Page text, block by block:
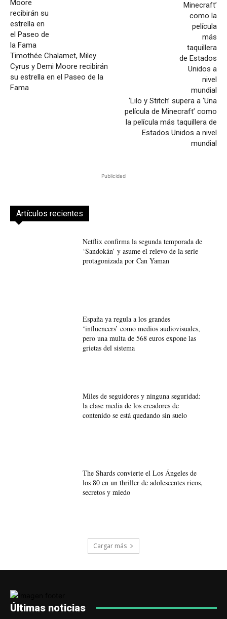
Timothée Chalamet, Miley
Cyrus y Demi Moore recibirán
su estrella en el Paseo de la
Fama
‘Lilo y Stitch’ supera a ‘Una
película de Minecraft’ como
la película más taquillera de
Estados Unidos a nivel
mundial
Publicidad
Artículos recientes
Netflix confirma la segunda temporada de
‘Sandokán’ y asume el relevo de la serie
protagonizada por Can Yaman
España ya regula a los grandes
‘influencers’ como medios audiovisuales,
pero una multa de 568 euros expone las
grietas del sistema
Miles de seguidores y ninguna seguridad:
la clase media de los creadores de
contenido se está quedando sin suelo
The Shards convierte el Los Ángeles de
los 80 en un thriller de adolescentes ricos,
secretos y miedo
Cargar más
Últimas noticias